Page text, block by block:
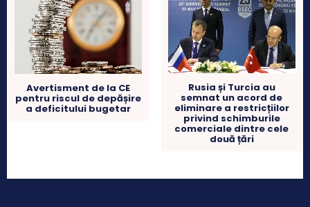
Avertisment de la CE
pentru riscul de depășire
a deficitului bugetar
Rusia și Turcia au
semnat un acord de
eliminare a restricțiilor
privind schimburile
comerciale dintre cele
două țări